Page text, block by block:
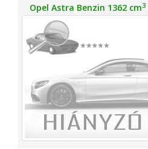
Opel Astra Benzin 1362 cm3